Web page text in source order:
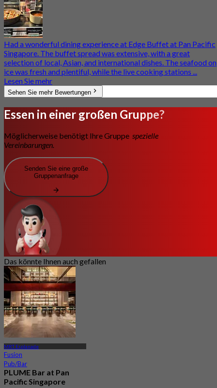
Had a wonderful dining experience at Edge Buffet at Pan Pacific
Singapore. The buffet spread was extensive, with a great
selection of local, Asian, and international dishes. The seafood on
ice was fresh and plentiful, while the live cooking stations ...
Lesen Sie mehr
Sehen Sie mehr Bewertungen
Essen in einer großen Gruppe?
Möglicherweise benötigt Ihre Gruppe spezielle
Vereinbarungen.
Senden Sie eine große
Gruppenanfrage
Das könnte Ihnen auch gefallen
MRT Esplanade
Fusion
Pub/Bar
PLUME Bar at Pan
Pacific Singapore